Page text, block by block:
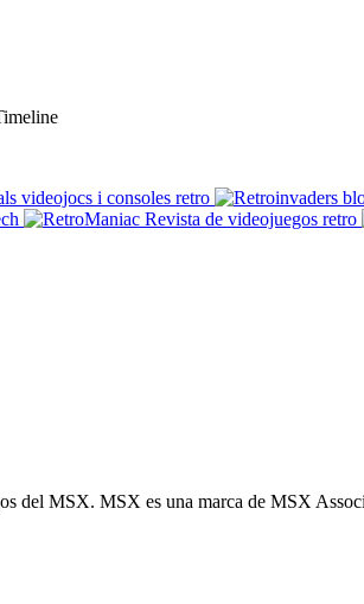
del MSX. MSX es una marca de MSX